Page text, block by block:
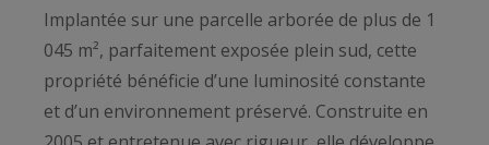
Implantée sur une parcelle arborée de plus de 1
045 m², parfaitement exposée plein sud, cette
propriété bénéficie d’une luminosité constante
et d’un environnement préservé. Construite en